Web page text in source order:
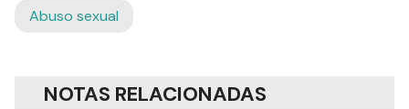
Abuso sexual
NOTAS RELACIONADAS